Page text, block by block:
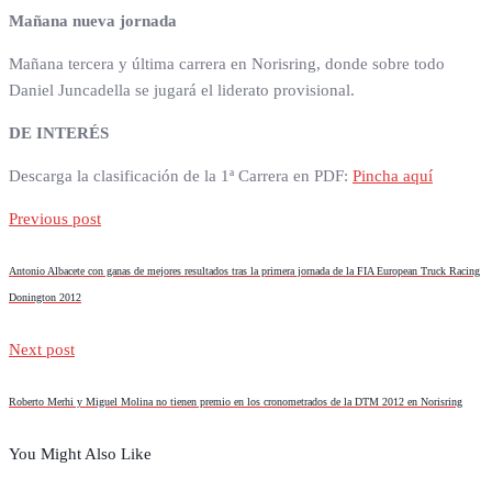
Mañana nueva jornada
Mañana tercera y última carrera en Norisring, donde sobre todo
Daniel Juncadella se jugará el liderato provisional.
DE INTERÉS
Descarga la clasificación de la 1ª Carrera en PDF: Pincha aquí
Previous post
Antonio Albacete con ganas de mejores resultados tras la primera jornada de la FIA European Truck Racing
Donington 2012
Next post
Roberto Merhi y Miguel Molina no tienen premio en los cronometrados de la DTM 2012 en Norisring
You Might Also Like